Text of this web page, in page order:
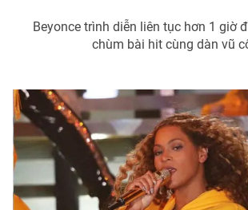
® Cấm sao chép dưới mọi hình thức nếu
thuận bằng văn bản. Ghi rõ nguồn VTV.vn
thông tin từ website này.
Beyonce trình diễn liên tục hơn 1 giờ
chùm bài hit cùng dàn vũ